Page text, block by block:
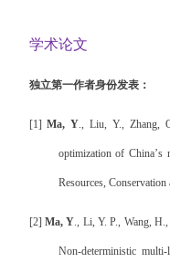
学术论文
独立第一作者身份发表：
[1]Ma, Y., Liu, Y., Zhang,
optimization of China’s
Resources,
[2] Ma, Y., Li, Y. P., Wang,
Non-deterministic